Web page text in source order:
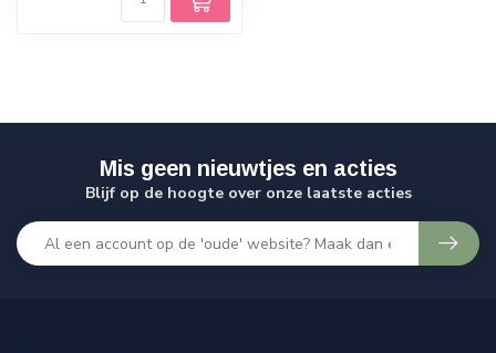
Mis geen nieuwtjes en acties
Blijf op de hoogte over onze laatste acties